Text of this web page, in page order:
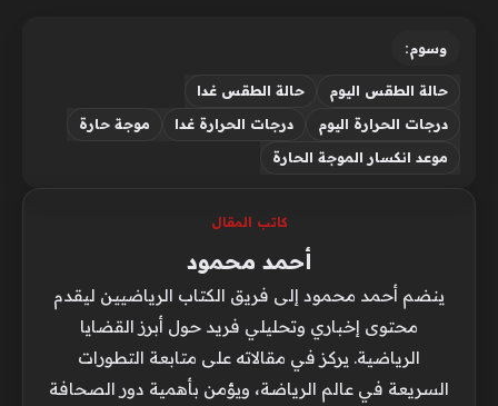
وسوم:
حالة الطقس اليوم
حالة الطقس غدا
درجات الحرارة اليوم
درجات الحرارة غدا
موجة حارة
موعد انكسار الموجة الحارة
كاتب المقال
أحمد محمود
ينضم أحمد محمود إلى فريق الكتاب الرياضيين ليقدم
محتوى إخباري وتحليلي فريد حول أبرز القضايا
الرياضية. يركز في مقالاته على متابعة التطورات
السريعة في عالم الرياضة، ويؤمن بأهمية دور الصحافة